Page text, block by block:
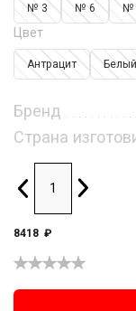
№ 3 № 6 №
Цвет
Антрацит Белый
Бренд
Страна
8418 ₽